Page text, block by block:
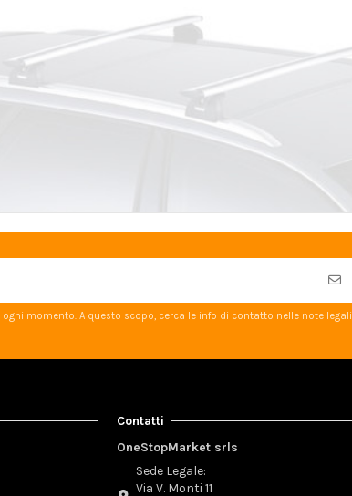
momento. A questo scopo, cerca le info di contatto nelle note legali.
Contatti
OneStopMarket srls
Sede Legale:
Via V. Monti 11